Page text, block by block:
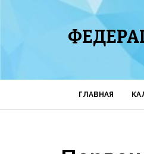
ГЛАВНАЯ